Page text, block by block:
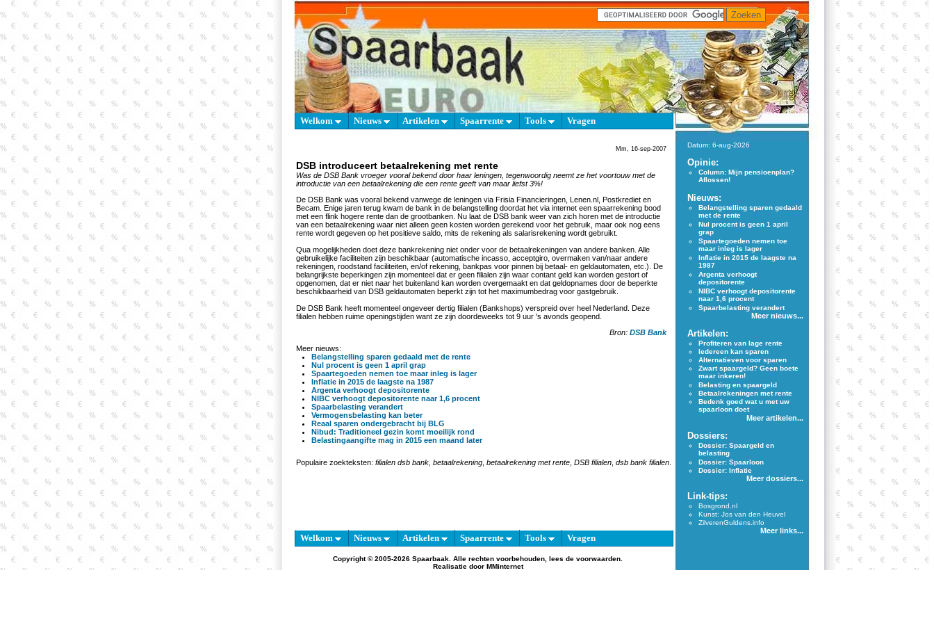
Welkom Nieuws Artikelen Spaarrente Tools Vragen
Mm, 16-sep-2007
DSB introduceert betaalrekening met rente
Was de DSB Bank vroeger vooral bekend door haar leningen, tegenwoordig neemt ze het voortouw met de
introductie van een betaalrekening die een rente geeft van maar liefst 3%!
De DSB Bank was vooral bekend vanwege de leningen via Frisia Financieringen, Lenen.nl, Postkrediet en
Becam. Enige jaren terug kwam de bank in de belangstelling doordat het via internet een spaarrekening bood
met een flink hogere rente dan de grootbanken. Nu laat de DSB bank weer van zich horen met de introductie
van een betaalrekening waar niet alleen geen kosten worden gerekend voor het gebruik, maar ook nog eens
rente wordt gegeven op het positieve saldo, mits de rekening als salarisrekening wordt gebruikt.
Qua mogelijkheden doet deze bankrekening niet onder voor de betaalrekeningen van andere banken. Alle
gebruikelijke faciliteiten zijn beschikbaar (automatische incasso, acceptgiro, overmaken van/naar andere
rekeningen, roodstand faciliteiten, en/of rekening, bankpas voor pinnen bij betaal- en geldautomaten, etc.). De
belangrijkste beperkingen zijn momenteel dat er geen filialen zijn waar contant geld kan worden gestort of
opgenomen, dat er niet naar het buitenland kan worden overgemaakt en dat geldopnames door de beperkte
beschikbaarheid van DSB geldautomaten beperkt zijn tot het maximumbedrag voor gastgebruik.
De DSB Bank heeft momenteel ongeveer dertig filialen (Bankshops) verspreid over heel Nederland. Deze
filialen hebben ruime openingstijden want ze zijn doordeweeks tot 9 uur 's avonds geopend.
Bron: DSB Bank
Meer nieuws:
Belangstelling sparen gedaald met de rente
Nul procent is geen 1 april grap
Spaartegoeden nemen toe maar inleg is lager
Inflatie in 2015 de laagste na 1987
Argenta verhoogt depositorente
NIBC verhoogt depositorente naar 1,6 procent
Spaarbelasting verandert
Vermogensbelasting kan beter
Reaal sparen ondergebracht bij BLG
Nibud: Traditioneel gezin komt moeilijk rond
Belastingaangifte mag in 2015 een maand later
Populaire zoekteksten: filialen dsb bank betaalrekening betaalrekening met rente DSB filialen dsb bank filialen
Welkom Nieuws Artikelen Spaarrente Tools Vragen
Copyright © 2005-2026 Spaarbaak. Alle rechten voorbehouden, lees de voorwaarden
Realisatie door MMinternet
Datum: 6-aug-2026
Opinie:
Column: Mijn pensioenplan?
Aflossen!
Nieuws:
Belangstelling sparen gedaald
met de rente
Nul procent is geen 1 april
grap
Spaartegoeden nemen toe
maar inleg is lager
Inflatie in 2015 de laagste na
1987
Argenta verhoogt
depositorente
NIBC verhoogt depositorente
naar 1,6 procent
Spaarbelasting verandert
Meer nieuws...
Artikelen:
Profiteren van lage rente
Iedereen kan sparen
Alternatieven voor sparen
Zwart spaargeld? Geen boete
maar inkeren!
Belasting en spaargeld
Betaalrekeningen met rente
Bedenk goed wat u met uw
spaarloon doet
Meer artikelen...
Dossiers:
Dossier: Spaargeld en
belasting
Dossier: Spaarloon
Dossier: Inflatie
Meer dossiers...
Link-tips:
Bosgrond.nl
Kunst: Jos van den Heuvel
ZilverenGuldens.info
Meer links...